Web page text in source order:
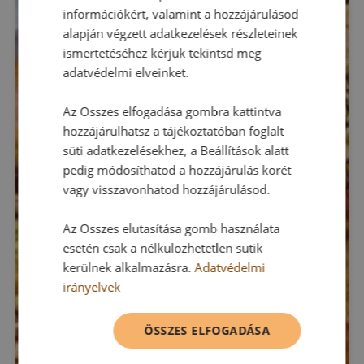
információkért, valamint a hozzájárulásod
alapján végzett adatkezelések részleteinek
ismertetéséhez kérjük tekintsd meg
adatvédelmi elveinket.
Az Összes elfogadása gombra kattintva
hozzájárulhatsz a tájékoztatóban foglalt
süti adatkezelésekhez, a Beállítások alatt
pedig módosíthatod a hozzájárulás körét
vagy visszavonhatod hozzájárulásod.
Az Összes elutasítása gomb használata
esetén csak a nélkülözhetetlen sütik
kerülnek alkalmazásra.Adatvédelmi
irányelvek
ÖSSZES ELFOGADÁSA